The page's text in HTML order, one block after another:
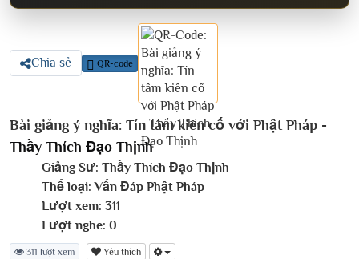
Chia sẻ QR-code
Bài giảng ý nghĩa: Tín tâm kiên cố với Phật Pháp -
Thầy Thích Đạo Thịnh
Giảng Sư: Thầy Thích Đạo Thịnh
Thể loại: Vấn Đáp Phật Pháp
Lượt xem: 311
Lượt nghe: 0
311 lượt xem Yêu thích